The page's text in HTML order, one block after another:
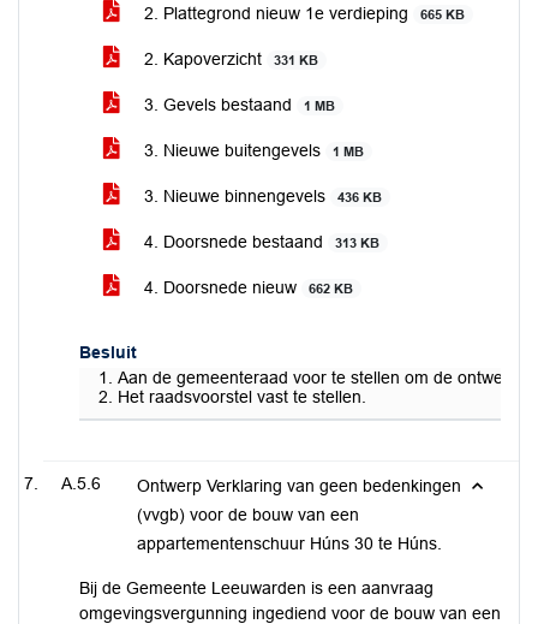
2. Plattegrond nieuw 1e verdieping 665 KB
2. Kapoverzicht 331 KB
3. Gevels bestaand 1 MB
3. Nieuwe buitengevels 1 MB
3. Nieuwe binnengevels 436 KB
4. Doorsnede bestaand 313 KB
4. Doorsnede nieuw 662 KB
Besluit
Aan de gemeenteraad voor te stellen om de ontwerp
Het raadsvoorstel vast te stellen.
A.5.6
Ontwerp Verklaring van geen bedenkingen
(vvgb) voor de bouw van een
appartementenschuur Húns 30 te Húns.
Bij de Gemeente Leeuwarden is een aanvraag
omgevingsvergunning ingediend voor de bouw van een